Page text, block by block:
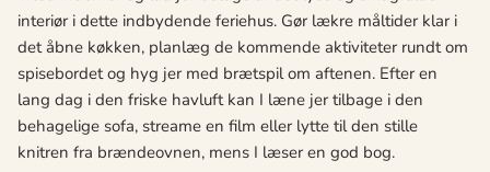
interiør i dette indbydende feriehus. Gør lækre måltider klar i
det åbne køkken, planlæg de kommende aktiviteter rundt om
spisebordet og hyg jer med brætspil om aftenen. Efter en
lang dag i den friske havluft kan I læne jer tilbage i den
behagelige sofa, streame en film eller lytte til den stille
knitren fra brændeovnen, mens I læser en god bog.